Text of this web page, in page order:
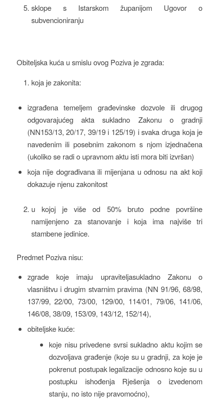
sklope s Istarskom županijom Ugovor o
subvencioniranju
Obiteljska kuća u smislu ovog Poziva je zgrada:
koja je zakonita:
izgrađena temeljem građevinske dozvole ili drugog
odgovarajućeg akta sukladno Zakonu o gradnji
(NN153/13, 20/17, 39/19 i 125/19) i svaka druga koja je
navedenim ili posebnim zakonom s njom izjednačena
(ukoliko se radi o upravnom aktu isti mora biti izvršan)
koja nije dograđivana ili mijenjana u odnosu na akt koji
dokazuje njenu zakonitost
u kojoj je više od 50% bruto podne površine
namijenjeno za stanovanje i koja ima najviše tri
stambene jedinice.
Predmet Poziva nisu:
zgrade koje imaju upraviteljasukladno Zakonu o
vlasništvu i drugim stvarnim pravima (NN 91/96, 68/98,
137/99, 22/00, 73/00, 129/00, 114/01, 79/06, 141/06,
146/08, 38/09, 153/09, 143/12, 152/14),
obiteljske kuće:
koje nisu privedene svrsi sukladno aktu kojim se
dozvoljava građenje (koje su u gradnji, za koje je
pokrenut postupak legalizacije odnosno koje su u
postupku ishođenja Rješenja o izvedenom
stanju, no isto nije pravomoćno),